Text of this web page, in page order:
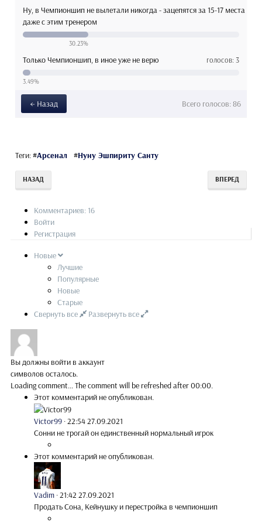
Ну, в Чемпионшип не вылетали никогда - зацепятся за 15-17 места
даже с этим тренером
30.23%
голосов: 3
Только Чемпионшип, в иное уже не верю
3.49%
← Назад Всего голосов: 86
Теги:#Арсенал #Нуну Эшпириту Санту
НАЗАД ВПЕРЕД
Комментариев: 16
Войти
Регистрация
Новые
Лучшие
Популярные
Новые
Старые
Свернуть все
Развернуть все
Вы должны войти в аккаунт
символов осталось.
Loading comment...The comment will be refreshed after00:00.
Этот комментарий не опубликован.
Victor99 ·22:54 27.09.2021
Сонни не трогай он единственный нормальный игрок
Этот комментарий не опубликован.
Vadim ·21:42 27.09.2021
Продать Сона, Кейнушку и перестройка в чемпионшип